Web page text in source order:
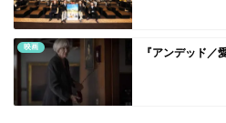
映画 『アンデッド／